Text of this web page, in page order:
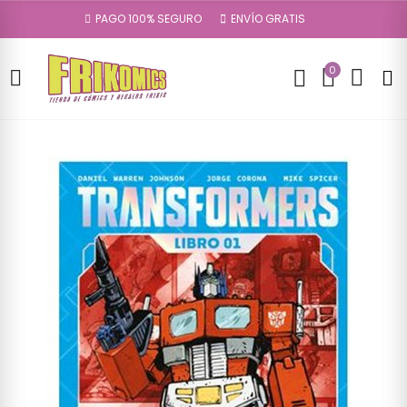
PAGO 100% SEGURO ENVÍO GRATIS
0